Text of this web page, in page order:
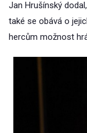
Jan Hrušínský
také se obává o
hercům možnost